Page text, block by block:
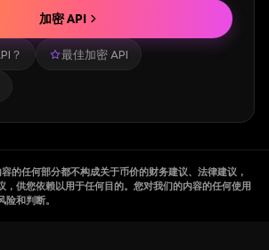
？ 最佳加密 API
加密 API
的任何部分都不构成关于币价的财务建议、法律建议，
，供您依赖以用于任何目的。您对我们的内容的任何使用
和判断。